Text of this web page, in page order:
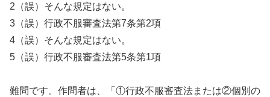
2（誤）そんな規定はない。
3（誤）行政不服審査法第7条第2項
4（誤）そんな規定はない。
5（誤）行政不服審査法第5条第1項
難問です。作問者は、「①行政不服審査法または②個別の